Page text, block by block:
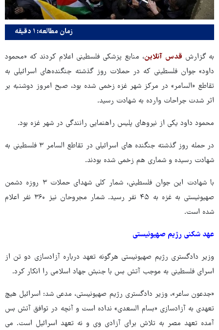
زمان مطالعه: ۱ دقیقه
به گزارش قدس آنلاین، منابع پزشکی فلسطینی اعلام کردند که «محمود
داود» جوان فلسطینی که در حملات روز گذشته جنگنده‌های اسرائیلی به
تقاطع «السامر» در مرکز شهر غزه زخمی شده بود، صبح امروز دوشنبه بر
اثر شدت جراحات وارده به شهادت رسید.
محمود داود یکی از نیروهای پلیس راهنمایی رانندگی در شهر غزه بود.
در حمله روز گذشته جنگنده های اسرائیلی در تقاطع السامر ۳ فلسطینی به
شهادت رسیده و شماری هم زخمی شده بودند.
با شهادت این جوان فلسطینی، شمار کلی شهدای حملات ۳ روزه دشمن
صهیونیستی به غزه به ۴۵ نفر رسید. شمار مجروحان نیز ۳۶۰ نفر اعلام
شده است.
عهد شکنی رژیم صهیونیستی
وزیر دادگستری رژیم صهیونیستی هرگونه تعهد درباره آزادسازی دو تن از
اسرای فلسطینی به موجب آتش بس با جنبش جهاد اسلامی را انکار کرد.
«جدعون ساعر»، وزیر دادگستری رژیم صهیونیستی، مدعی شد: اسرائیل هیچ
تعهدی به آزادسازی «بسام السعدی» نداده است و آنچه در توافق آتش بس
آمده تعهد مصر به تلاش برای آزادی وی و نه تعهد اسرائیل است. می